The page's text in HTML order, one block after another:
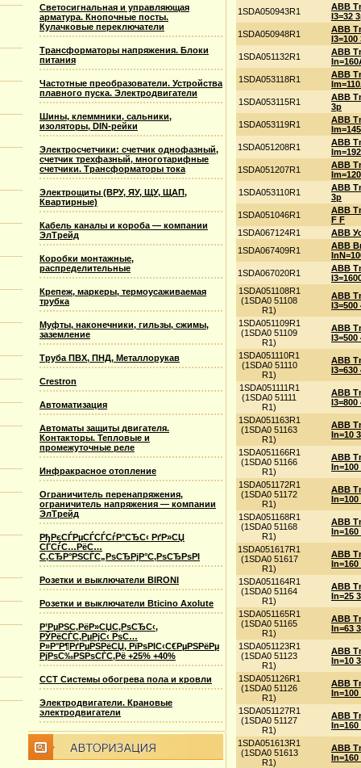
Светосигнальная и управляющая
арматура. Кнопочные посты.
Кулачковые переключатели
Трансформаторы напряжения. Блоки
питания
Частотные преобразователи. Устройства
плавного пуска. Электродвигатели
Шины, клеммники, сальники,
изоляторы, DIN-рейки
Электросчетчики: счетчик однофазный,
счетчик трехфазный, многотарифные
счетчики. Трансформаторы тока
Электрощиты (ВРУ, ЯУ, ЩУ, ЩАП,
Квартирные)
Кабель каналы и короба — компании
ЭлТрейд
Коробки монтажные,
распределительные
Крепеж, маркеры, термоусаживаемая
трубка
Муфты, наконечники, гильзы, сжимы,
заземление
Труба ПВХ, ПНД, Металлорукав
Crestron
Автоматизация
Автоматы защиты двигателя.
Контакторы. Тепловые и
промежуточные реле
Инфракрасное отопление
Ограничитель перенапряжения,
ограничитель напряжения — компании
ЭлТрейд
РђРєСЃРµСЃСЃСѓР°СЂС‹ РґР»СЏ
СЃСѓС…РёС…
С‚СЂР°РЅСЃС„РѕСЂРјР°С‚РѕСЂРѕРІ
Розетки и выключатели BIRONI
Розетки и выключатели Bticino Axolute
Р’РµРЅС‚РёР»СЏС‚РѕСЂС‹,
РЎРёСЃС‚РµРјС‹ РѕС…
Р»Р°Р¶РґРµРЅРёСЏ, РїРѕРІС‹С€РµРЅРёРµ
РјРѕС‰РЅРѕСЃС‚Рё +25% +40%
ССТ Системы обогрева пола и кровли
Электродвигатели. Крановые
электродвигатели
1SDA050943R1
ABB
I3=32
1SDA050948R1
ABB
I3=100
1SDA051132R1
ABB
1SDA053118R1
ABB
1SDA053115R1
ABB
3p
1SDA053119R1
ABB
1SDA051208R1
ABB
1SDA051207R1
ABB
1SDA053110R1
ABB
3p
1SDA051046R1
ABB
F F
1SDA067124R1
ABB
1SDA067409R1
ABB
1SDA067020R1
ABB
1SDA051108R1
(1SDA0 51108
R1)
ABB
I3=500
1SDA051109R1
(1SDA0 51109
R1)
ABB
I3=500
1SDA051110R1
(1SDA0 51110
R1)
ABB
I3=630
1SDA051111R1
(1SDA0 51111
R1)
ABB
I3=800
1SDA051163R1
(1SDA0 51163
R1)
ABB
In=10
1SDA051166R1
(1SDA0 51166
R1)
ABB
In=100
1SDA051172R1
(1SDA0 51172
R1)
ABB
In=100
1SDA051168R1
(1SDA0 51168
R1)
ABB
In=160
1SDA051617R1
(1SDA0 51617
R1)
ABB
In=160
1SDA051164R1
(1SDA0 51164
R1)
ABB
In=25
1SDA051165R1
(1SDA0 51165
R1)
ABB
In=63
1SDA051123R1
(1SDA0 51123
R1)
ABB
In=10
1SDA051126R1
(1SDA0 51126
R1)
ABB
In=100
1SDA051127R1
(1SDA0 51127
R1)
ABB
In=160
1SDA051613R1
(1SDA0 51613
R1)
ABB
In=160